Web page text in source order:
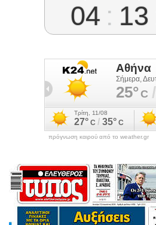
04 : 13
πρόγνωση καιρού από το weather.gr